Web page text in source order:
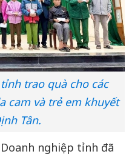
trao quà cho các
cam và trẻ em khuyết
Tân.
nghiệp tỉnh đã